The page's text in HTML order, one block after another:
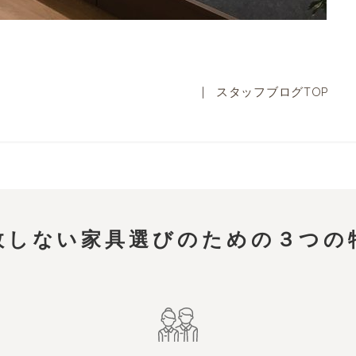
| スタッフブログTOP
しない家具選びのための ３つの